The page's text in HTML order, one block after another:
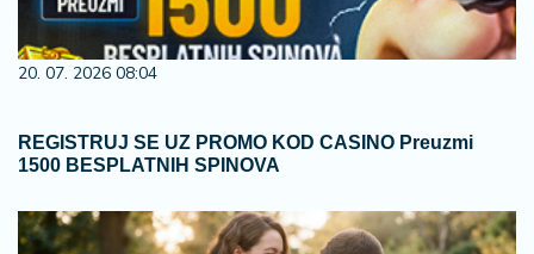
20. 07. 2026 08:04
REGISTRUJ SE UZ PROMO KOD CASINO Preuzmi
1500 BESPLATNIH SPINOVA